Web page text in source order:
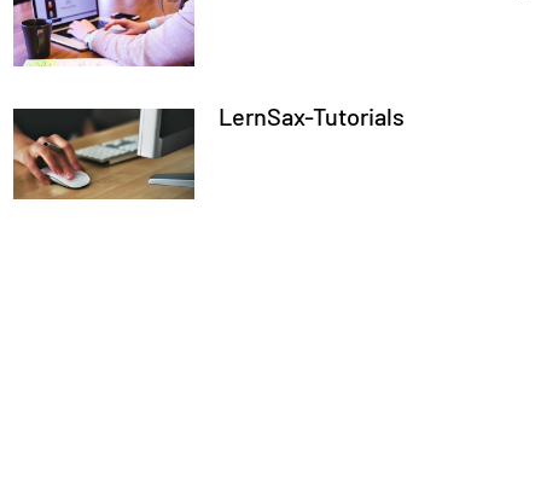
LernSax-Tutorials